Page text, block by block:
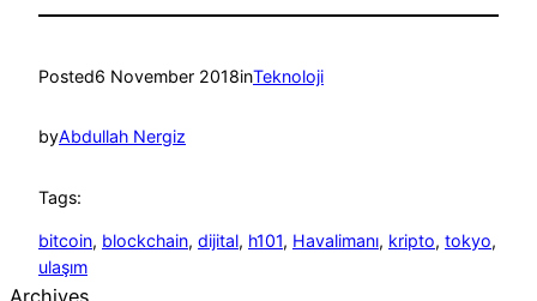
Posted6 November 2018inTeknoloji
byAbdullah Nergiz
Tags:
bitcoin, blockchain, dijital, h101, Havalimanı, kripto, tokyo
ulaşım